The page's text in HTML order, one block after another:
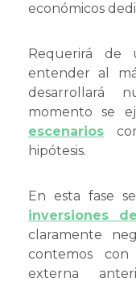
económicos
Requerirá de
entender al
desarrollará
momento se
escenarios
hipótesis.
En esta fase
inversiones
claramente
contemos
externa